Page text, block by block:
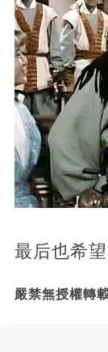
最后也希
嚴禁無授權轉